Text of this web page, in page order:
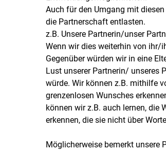
Auch für den Umgang mit
die Partnerschaft entlasten.
z.B. Unsere Partnerin/unser
Wenn wir dies weiterhin von ihr/
Gegenüber würden wir in eine
Lust unserer Partnerin/ unseres
würde. Wir können z.B. mithilfe
grenzenlosen Wunsches
können wir z.B. auch lernen, die
erkennen, die sie nicht über
Möglicherweise bemerkt unsere